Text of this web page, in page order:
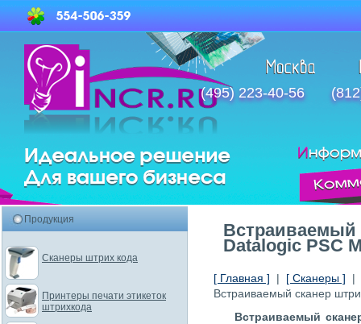
(495) 223-40-56
Встраиваемый
Datalogic PSC
[ Главная ] | [ Сканеры ] |
Встраиваемый сканер
Встраиваемый
Продукция
Сканеры штрих кода
Принтеры печати этикеток
штрихкода